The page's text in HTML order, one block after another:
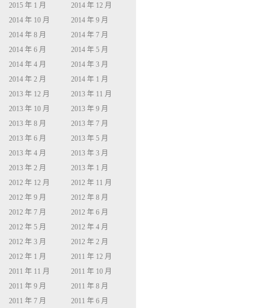
2015 年 1 月
2014 年 12 月
2014 年 10 月
2014 年 9 月
2014 年 8 月
2014 年 7 月
2014 年 6 月
2014 年 5 月
2014 年 4 月
2014 年 3 月
2014 年 2 月
2014 年 1 月
2013 年 12 月
2013 年 11 月
2013 年 10 月
2013 年 9 月
2013 年 8 月
2013 年 7 月
2013 年 6 月
2013 年 5 月
2013 年 4 月
2013 年 3 月
2013 年 2 月
2013 年 1 月
2012 年 12 月
2012 年 11 月
2012 年 9 月
2012 年 8 月
2012 年 7 月
2012 年 6 月
2012 年 5 月
2012 年 4 月
2012 年 3 月
2012 年 2 月
2012 年 1 月
2011 年 12 月
2011 年 11 月
2011 年 10 月
2011 年 9 月
2011 年 8 月
2011 年 7 月
2011 年 6 月